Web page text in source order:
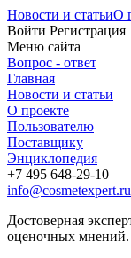
Новости и статьиО
Войти Регистрация
Меню сайта
Вопрос - ответ
Главная
Новости и статьи
О проекте
Пользователю
Поставщику
Энциклопедия
+7 495 648-29-10
info@cosmetexpert.ru
Достоверная
оценочных мнений.